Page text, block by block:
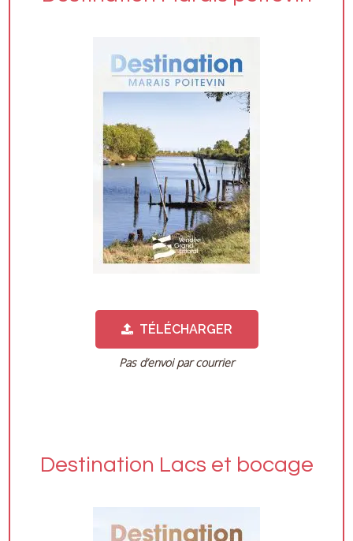
TÉLÉCHARGER
Pas d’envoi par courrier
Destination Lacs et bocage